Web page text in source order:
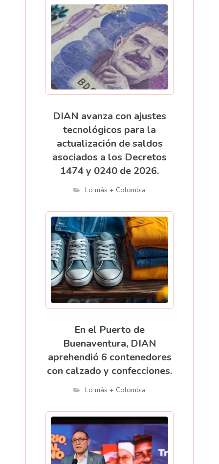
DIAN avanza con ajustes
tecnológicos para la
actualización de saldos
asociados a los Decretos
1474 y 0240 de 2026.
Lo más + Colombia
En el Puerto de
Buenaventura, DIAN
aprehendió 6 contenedores
con calzado y confecciones.
Lo más + Colombia